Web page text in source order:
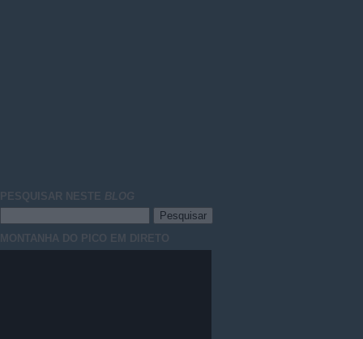
PESQUISAR NESTE BLOG
MONTANHA DO PICO EM DIRETO